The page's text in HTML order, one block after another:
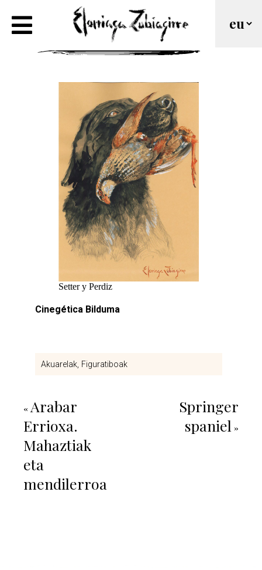
Setter ta Eperra
Setter y Perdiz
Cinegética Bilduma
Akuarelak Figuratiboak
« Arabar
Errioxa.
Mahaztiak
eta
mendilerroa
Springer
spaniel »